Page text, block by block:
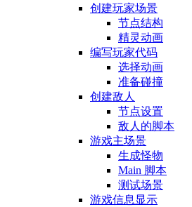
创建玩家场景
节点结构
精灵动画
编写玩家代码
选择动画
准备碰撞
创建敌人
节点设置
敌人的脚本
游戏主场景
生成怪物
Main 脚本
测试场景
游戏信息显示